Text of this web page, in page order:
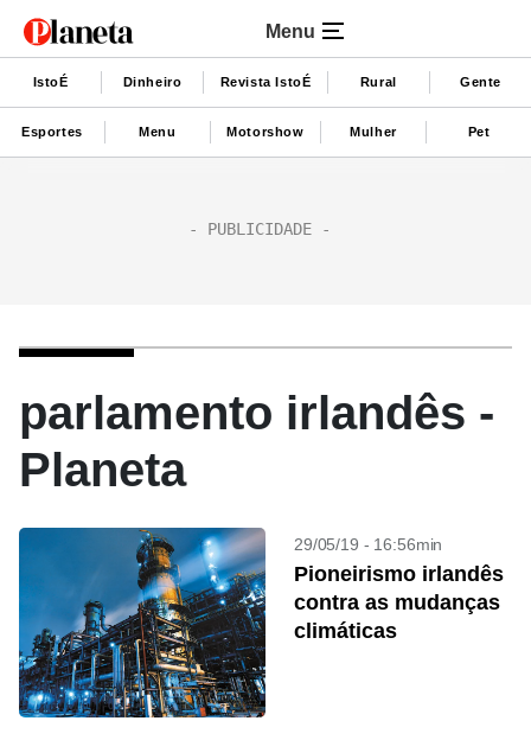
Menu
IstoÉ Dinheiro Revista IstoÉ Rural Gente
Esportes Menu Motorshow Mulher Pet
parlamento irlandês -
Planeta
29/05/19 - 16:56min
Pioneirismo irlandês
contra as mudanças
climáticas